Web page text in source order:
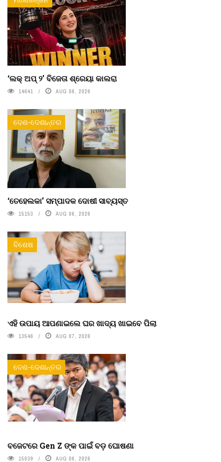
‘ଲକ୍ ଅପ୍ ୨’ ବିଜେତା ଶ୍ରେୟା କାଲରା
14641 AUG 06, 2026
ଦେଶ-ଦେଶାନ୍ତର
‘ତେହେଲକା’ ସମ୍ପାଦକ ଦୋଷୀ ସାବ୍ୟସ୍ତ
15153 AUG 06, 2026
ବିଶେଷ
ଏହି ଉପାୟ ଆପଣାଇଲେ ଘର ଖାଦ୍ୟ ଖାଇବେ ପିଲା
13546 AUG 07, 2026
ଦେଶ-ଦେଶାନ୍ତର
ବଜେଟରେ Gen Z ଙ୍କ ପାଇଁ ବଡ଼ ଘୋଷଣା
15039 AUG 06, 2026